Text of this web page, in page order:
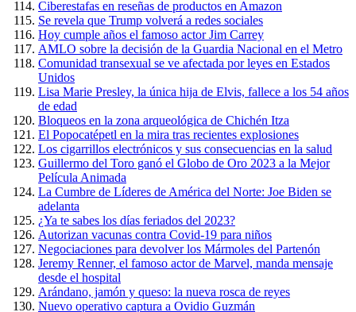
Ciberestafas en reseñas de productos en Amazon
Se revela que Trump volverá a redes sociales
Hoy cumple años el famoso actor Jim Carrey
AMLO sobre la decisión de la Guardia Nacional en el Metro
Comunidad transexual se ve afectada por leyes en Estados
Unidos
Lisa Marie Presley, la única hija de Elvis, fallece a los 54 años
de edad
Bloqueos en la zona arqueológica de Chichén Itza
El Popocatépetl en la mira tras recientes explosiones
Los cigarrillos electrónicos y sus consecuencias en la salud
Guillermo del Toro ganó el Globo de Oro 2023 a la Mejor
Película Animada
La Cumbre de Líderes de América del Norte: Joe Biden se
adelanta
¿Ya te sabes los días feriados del 2023?
Autorizan vacunas contra Covid-19 para niños
Negociaciones para devolver los Mármoles del Partenón
Jeremy Renner, el famoso actor de Marvel, manda mensaje
desde el hospital
Arándano, jamón y queso: la nueva rosca de reyes
Nuevo operativo captura a Ovidio Guzmán